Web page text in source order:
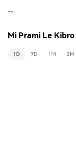
--
Mi Prami Le
1D 7D 1M 3M